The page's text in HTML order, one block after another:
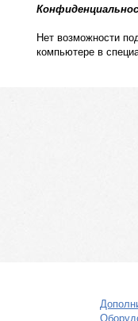
Нет возможности
компьютере в